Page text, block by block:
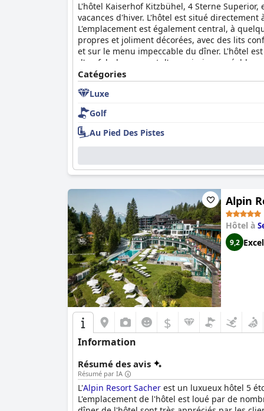
L'hôtel Kaiserhof Kitzbühel, 4 Sterne
vacances d'hiver. L'hôtel est situé
L'emplacement est également central, à
propres et joliment décorées, avec des lits
et sur le menu impeccable du dîner. L'hôtel
d'un fabuleux spa et d'une piscine
options de stationnement pratiques, bien
l'hôtel Kaiserhof Kitzbühel est fortement
Catégories
Luxe
Golf
Au Pied Des Pistes
Alpin
Hôtel à
9,2
$
Information
Résumé des avis
Résumé par IA
L'Alpin Resort Sacher est un luxueux hôtel 5
L'emplacement de l'hôtel est loué par de